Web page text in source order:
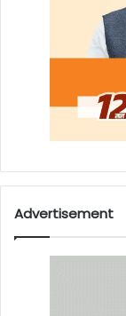
Advertisement